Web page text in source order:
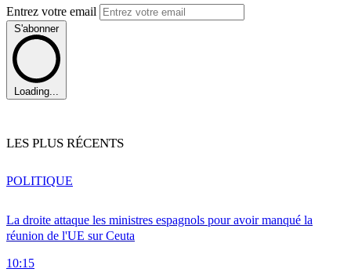
Entrez votre email
S'abonner
Loading...
LES PLUS RÉCENTS
La droite attaque les ministres espagnols pour avoir manqué la
réunion de l'UE sur Ceuta
10:15
POLITIQUE